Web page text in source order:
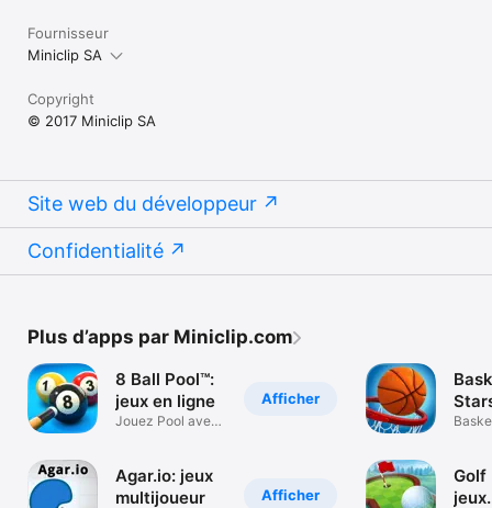
Fournisseur
Miniclip SA
Copyright
© 2017 Miniclip SA
Site web du développeur
Confidentialité
Plus d’apps par Miniclip.com
Afficher
8 Ball Pool™:
jeux en ligne
Jouez Pool avec
Afficher
Agar.io: jeux
multijoueur
Golf
jeux